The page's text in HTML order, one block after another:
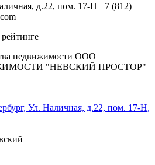
д.22, пом. 17-Н +7 (812)
недвижимости ООО
"НЕВСКИЙ ПРОСТОР"
Ул. Наличная, д.22, пом. 17-Н,